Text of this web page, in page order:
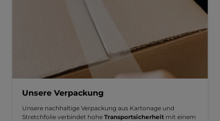
Unsere Verpackung
Unsere nachhaltige Verpackung aus Kartonage und
Stretchfolie verbindet hohe Transportsicherheit mit einem